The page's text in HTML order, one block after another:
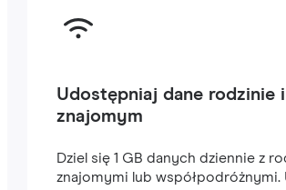
Udostępniaj dane rodzinie i
znajomym
Dziel się 1 GB danych dziennie z
znajomymi lub współpodróżnymi.